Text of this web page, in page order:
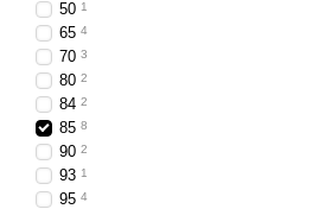
50 1
65 4
70 3
80 2
84 2
85 8
90 2
93 1
95 4